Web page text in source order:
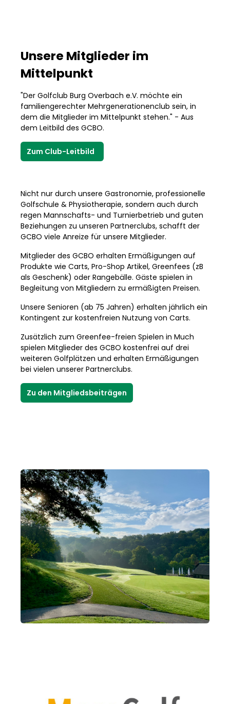
Unsere Mitglieder im
Mittelpunkt
"Der Golfclub Burg Overbach e.V. möchte ein
familiengerechter Mehrgenerationenclub sein, in
dem die Mitglieder im Mittelpunkt stehen." - Aus
dem Leitbild des GCBO.
Zum Club-Leitbild
Nicht nur durch unsere Gastronomie, professionelle
Golfschule & Physiotherapie, sondern auch durch
regen Mannschafts- und Turnierbetrieb und guten
Beziehungen zu unseren Partnerclubs, schafft der
GCBO viele Anreize für unsere Mitglieder.
Mitglieder des GCBO erhalten Ermäßigungen auf
Produkte wie Carts, Pro-Shop Artikel, Greenfees (zB
als Geschenk) oder Rangebälle. Gäste spielen in
Begleitung von Mitgliedern zu ermäßigten Preisen.
Unsere Senioren (ab 75 Jahren) erhalten jährlich ein
Kontingent zur kostenfreien Nutzung von Carts.
Zusätzlich zum Greenfee-freien Spielen in Much
spielen Mitglieder des GCBO kostenfrei auf drei
weiteren Golfplätzen und erhalten Ermäßigungen
bei vielen unserer Partnerclubs.
Zu den Mitgliedsbeiträgen